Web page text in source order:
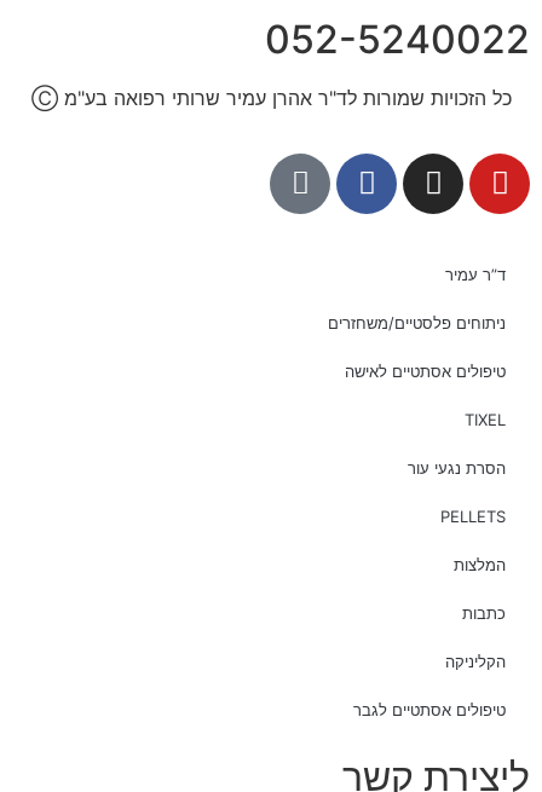
052-5240022
כל הזכויות שמורות לד"ר אהרן עמיר שרותי רפואה בע"מⒸ
ד”ר עמיר
ניתוחים פלסטיים/משחזרים
טיפולים אסתטיים לאישה
TIXEL
הסרת נגעי עור
PELLETS
המלצות
כתבות
הקליניקה
טיפולים אסתטיים לגבר
ליצירת קשר